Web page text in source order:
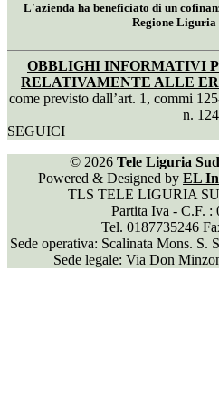
L'azienda ha beneficiato di un
Regione Liguria
OBBLIGHI INFORMATIVI
RELATIVAMENTE ALLE
come previsto dall’art. 1, commi
n.
SEGUICI
© 2026 Tele Liguria Sud
Powered & Designed by EL
TLS TELE LIGURIA
Partita Iva - C.F. :
Tel. 0187735246
Sede operativa: Scalinata Mons. S.
Sede legale: Via Don